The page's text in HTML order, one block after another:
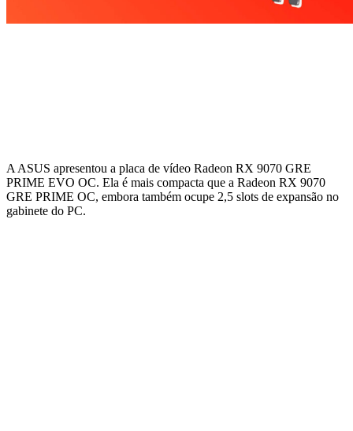
A ASUS apresentou a placa de vídeo Radeon RX 9070 GRE
PRIME EVO OC. Ela é mais compacta que a Radeon RX 9070
GRE PRIME OC, embora também ocupe 2,5 slots de expansão no
gabinete do PC.